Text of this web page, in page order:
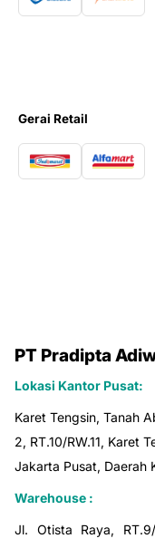
Gerai Retail
PT Pradipta
Lokasi Kantor Pusat:
Karet Tengsin, Tanah
2, RT.10/RW.11, Karet
Jakarta Pusat, Daerah
Warehouse :
Jl. Otista Raya,